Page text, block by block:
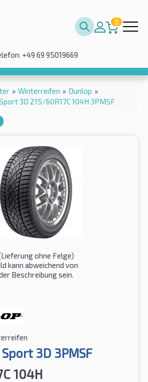
0
+49 69 95019669
» Winterreifen » Dunlop »
3D 215/60R17C 104H 3PMSF
ohne Felge)
kann abweichend von
Beschreibung sein.
3D 3PMSF
104H